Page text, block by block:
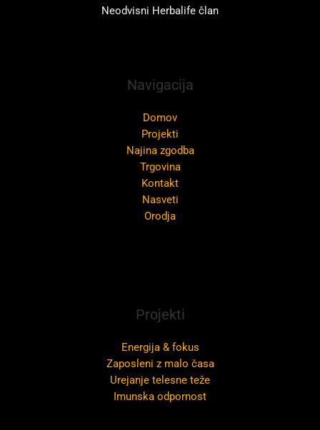
Neodvisni Herbalife član
Navigacija
Domov
Projekti
Najina zgodba
Trgovina
Kontakt
Nasveti
Orodja
Projekti
Energija & fokus
Zaposleni z malo časa
Urejanje telesne teže
Imunska odpornost